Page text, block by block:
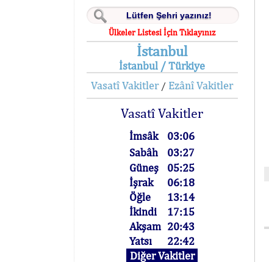
Ülkeler Listesi İçin Tıklayınız
İstanbul
İstanbul / Türkiye
Vasatî Vakitler/ Ezânî Vakitler
Vasatî Vakitler
İmsâk
03:06
Sabâh
03:27
Güneş
05:25
İşrak
06:18
Öğle
13:14
İkindi
17:15
Akşam 20:43
Yatsı
22:42
Diğer Vakitler